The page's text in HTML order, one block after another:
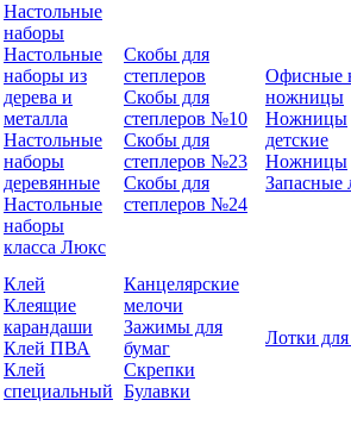
Настольные
наборы
Настольные
наборы из
дерева и
металла
Настольные
наборы
деревянные
Настольные
наборы
класса Люкс
Скобы для
степлеров
Скобы для
степлеров №10
Скобы для
степлеров №23
Скобы для
степлеров №24
Офисные
ножницы
Ножницы
детские
Ножницы
Запасные
Клей
Клеящие
карандаши
Клей ПВА
Клей
специальный
Канцелярские
мелочи
Зажимы для
бумаг
Скрепки
Булавки
Лотки